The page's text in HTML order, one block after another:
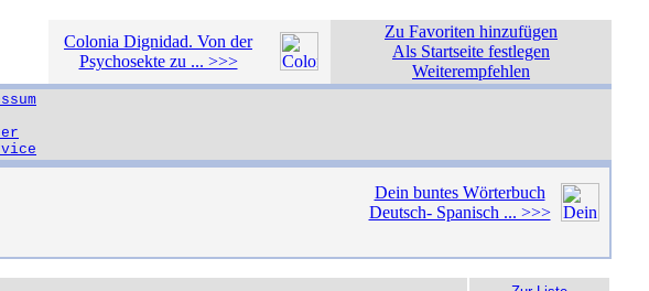
Colonia Dignidad. Von der
Psychosekte zu ... >>>
Zu Favoriten hinzufügen
Als Startseite festlegen
Weiterempfehlen
Dein buntes Wörterbuch
Deutsch- Spanisch ... >>>